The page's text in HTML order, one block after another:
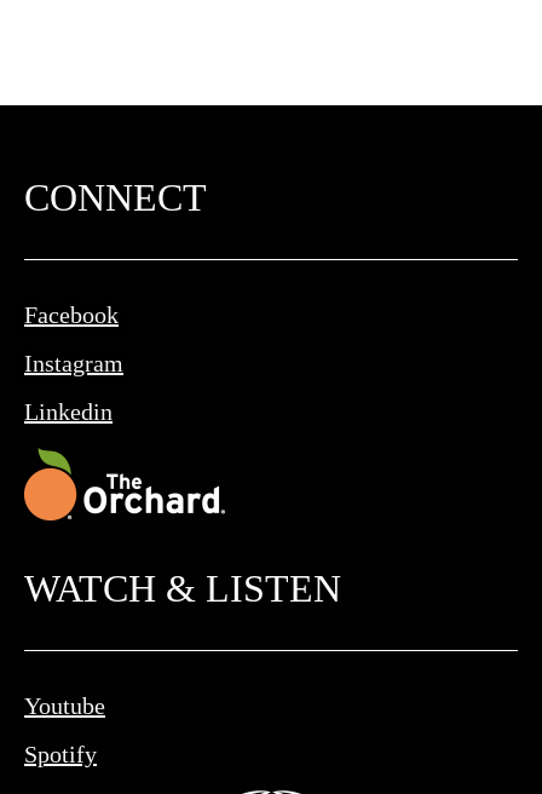
CONNECT
Facebook
Instagram
Linkedin
WATCH & LISTEN
Youtube
Spotify